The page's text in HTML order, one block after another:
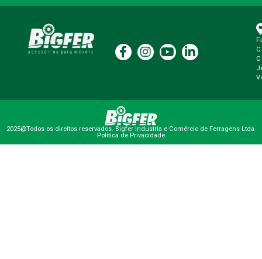
2025@Todos os direitos reservados. Bigfer Industria e Comércio de Ferragens Ltda.
Política de Privacidade